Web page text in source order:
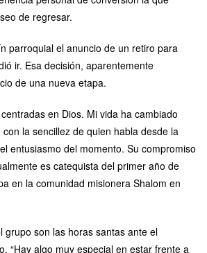
de regresar.
parroquial el anuncio de un retiro para
ir. Esa decisión, aparentemente
de una nueva etapa.
en Dios. Mi vida ha cambiado
con la sencillez de quien habla desde la
entusiasmo del momento. Su compromiso
es catequista del primer año de
en la comunidad misionera Shalom en
grupo son las horas santas ante el
“Hay algo muy especial en estar frente a